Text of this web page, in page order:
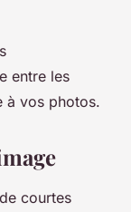
entre les
à vos photos.
courtes